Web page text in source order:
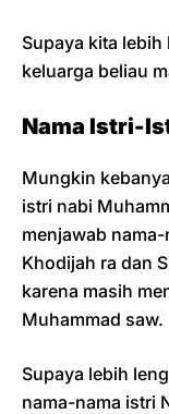
Supaya kita
keluarga beliau
Nama Istri-
Mungkin
istri nabi
menjawab
Khodijah ra dan
karena masih
Muhammad saw.
Supaya lebih
nama-nama istri